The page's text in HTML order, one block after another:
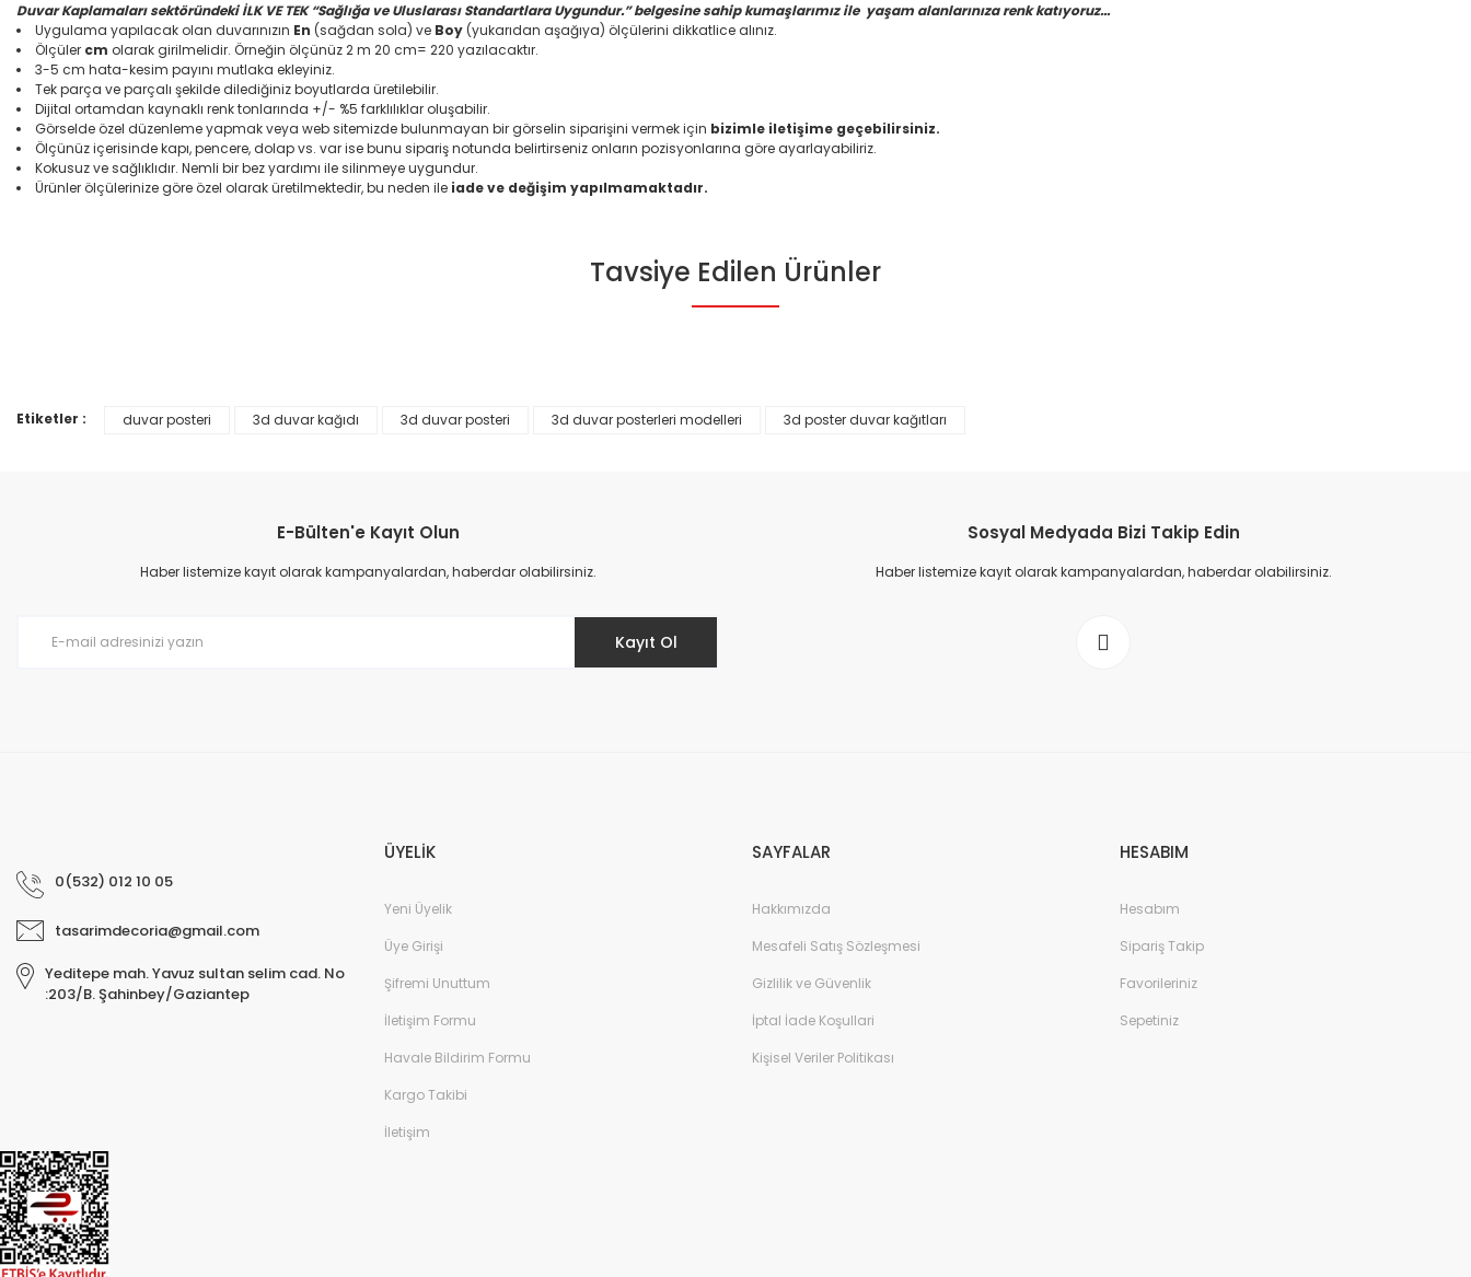
Duvar Kaplamaları sektöründeki İLK VE TEK “Sağlığa ve Uluslarası Standartlara Uygundur.” belgesine sahip kumaşlarımız ile yaşam alanlarınıza renk katıyoruz...
Uygulama yapılacak olan duvarınızın En (sağdan sola) ve Boy (yukarıdan aşağıya) ölçülerini dikkatlice alınız.
Ölçüler cm olarak girilmelidir. Örneğin ölçünüz 2 m 20 cm= 220 yazılacaktır.
3-5 cm hata-kesim payını mutlaka ekleyiniz.
Tek parça ve parçalı şekilde dilediğiniz boyutlarda üretilebilir.
Dijital ortamdan kaynaklı renk tonlarında +/- %5 farklılıklar oluşabilir.
Görselde özel düzenleme yapmak veya web sitemizde bulunmayan bir görselin siparişini vermek için bizimle iletişime geçebilirsiniz.
Ölçünüz içerisinde kapı, pencere, dolap vs. var ise bunu sipariş notunda belirtirseniz onların pozisyonlarına göre ayarlayabiliriz.
Kokusuz ve sağlıklıdır. Nemli bir bez yardımı ile silinmeye uygundur.
Ürünler ölçülerinize göre özel olarak üretilmektedir, bu neden ile iade ve değişim yapılmamaktadır.
Bu ürüne ilk yorumu siz yapın!
Bu ürünün fiyat bilgisi, resim, ürün açıklamalarında ve diğer konularda yetersiz gördüğünüz noktaları öneri formunu kullanarak tarafımıza iletebilirsiniz.
Ürün bilgilerinde hatalar bulunuyor.
Gönder
Tavsiye Edilen Ürünler
Etiketler : duvar posteri 3d duvar kağıdı 3d duvar posteri 3d duvar posterleri modelleri 3d poster duvar kağıtları
E-Bülten'e Kayıt Olun
Haber listemize kayıt olarak kampanyalardan, haberdar olabilirsiniz.
Kayıt Ol
Sosyal Medyada Bizi Takip Edin
Haber listemize kayıt olarak kampanyalardan, haberdar olabilirsiniz.
0(532) 012 10 05
tasarimdecoria@gmail.com
Yeditepe mah. Yavuz sultan selim cad. No
:203/B. Şahinbey/Gaziantep
ÜYELİK
Yeni Üyelik
Üye Girişi
Şifremi Unuttum
İletişim Formu
Havale Bildirim Formu
Kargo Takibi
İletişim
SAYFALAR
Hakkımızda
Mesafeli Satış Sözleşmesi
Gizlilik ve Güvenlik
İptal İade Koşullari
Kişisel Veriler Politikası
HESABIM
Hesabım
Sipariş Takip
Favorileriniz
Sepetiniz